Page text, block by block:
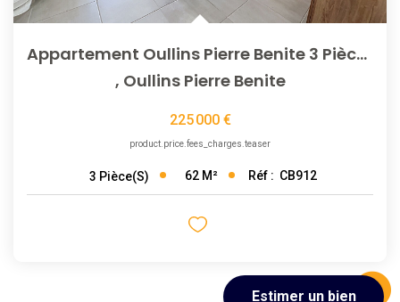
Appartement Oullins Pierre Benite 3 Pièce(s) 62 M2
, Oullins Pierre Benite
225 000 €
product.price.fees_charges.teaser
3 Pièce(s) 62 M² Réf : CB912